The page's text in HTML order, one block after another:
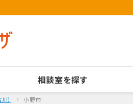
相談室を探す
） 小野市